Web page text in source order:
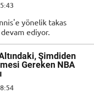
yönelik takas
devam ediyor.
Şimdiden
Gereken NBA